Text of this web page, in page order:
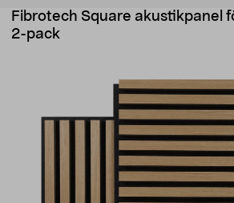
Fibrotech Square akustikpanel
2-pack